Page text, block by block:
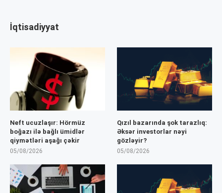
İqtisadiyyat
Neft ucuzlaşır: Hörmüz
boğazı ilə bağlı ümidlər
qiymətləri aşağı çəkir
05/08/2026
Qızıl bazarında şok tarazlıq:
Əksər investorlar nəyi
gözləyir?
05/08/2026